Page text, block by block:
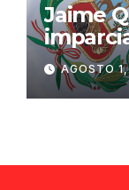
Jaime
de
AGOSTO